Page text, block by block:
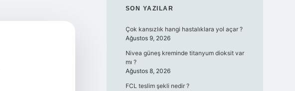
SIDEBAR
SON YAZILAR
Çok kansızlık hangi hastalıklara yol açar ?
Ağustos 9, 2026
Nivea güneş kreminde titanyum dioksit var
mı ?
Ağustos 8, 2026
FCL teslim şekli nedir ?